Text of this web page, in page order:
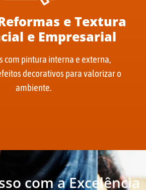
e Textura
e Empresarial
com pintura interna e externa,
decorativos para valorizar o
ambiente.
com a Excelência